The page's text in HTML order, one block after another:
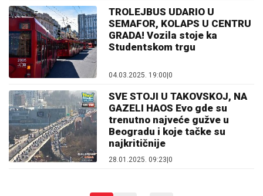
TROLEJBUS UDARIO U
SEMAFOR, KOLAPS U CENTRU
GRADA! Vozila stoje ka
Studentskom trgu
04.03.2025. 19:00 0
SVE STOJI U TAKOVSKOJ, NA
GAZELI HAOS Evo gde su
trenutno najveće gužve u
Beogradu i koje tačke su
najkritičnije
28.01.2025. 09:23 0